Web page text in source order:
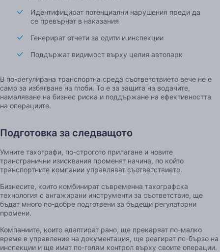
Идентифицират потенциални нарушения преди да
се превърнат в наказания
Генерират отчети за одити и инспекции
Поддържат видимост върху целия автопарк
В по-регулирана транспортна среда съответствието вече не е
само за избягване на глоби. То е за защита на водачите,
намаляване на бизнес риска и поддържане на ефективността
на операциите.
Подготовка за следващото
Умните тахографи, по-строгото прилагане и новите
трансгранични изисквания променят начина, по който
транспортните компании управляват съответствието.
Бизнесите, които комбинират съвременна тахографска
технология с ангажирани инструменти за съответствие, ще
бъдат много по-добре подготвени за бъдещи регулаторни
промени.
Компаниите, които адаптират рано, ще прекарват по-малко
време в управление на документация, ще реагират по-бързо на
инспекции и ще имат по-голям контрол върху своите операции.